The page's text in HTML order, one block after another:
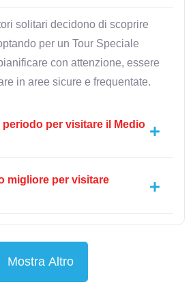
solitari decidono di scoprire
per un Tour Speciale
con attenzione, essere
in aree sicure e frequentate.
periodo per visitare il Medio
migliore per visitare
Mostra Altro